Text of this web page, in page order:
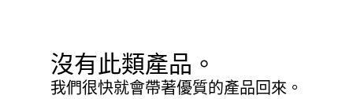
沒有此類產品。
我們很快就會帶著優質的產品回來。